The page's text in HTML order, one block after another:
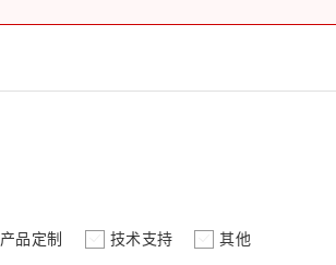
产品定制 技术支持 其他